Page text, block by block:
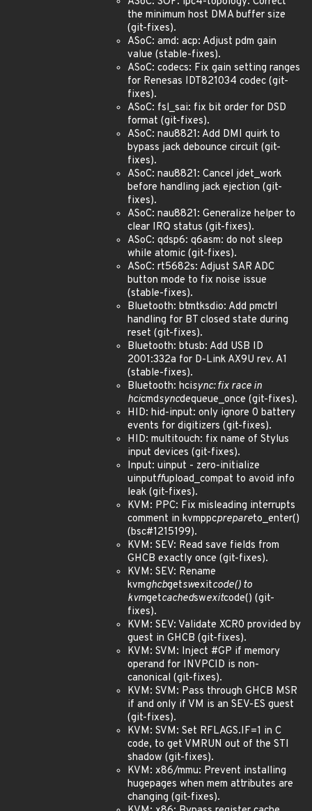
the minimum host DMA buffer size
(git-fixes).
ASoC: amd: acp: Adjust pdm gain
value (stable-fixes).
ASoC: codecs: Fix gain setting ranges
for Renesas IDT821034 codec (git-
fixes).
ASoC: fsl_sai: fix bit order for DSD
format (git-fixes).
ASoC: nau8821: Add DMI quirk to
bypass jack debounce circuit (git-
fixes).
ASoC: nau8821: Cancel jdet_work
before handling jack ejection (git-
fixes).
ASoC: nau8821: Generalize helper to
clear IRQ status (git-fixes).
ASoC: qdsp6: q6asm: do not sleep
while atomic (git-fixes).
ASoC: rt5682s: Adjust SAR ADC
button mode to fix noise issue
(stable-fixes).
Bluetooth: btmtksdio: Add pmctrl
handling for BT closed state during
reset (git-fixes).
Bluetooth: btusb: Add USB ID
2001:332a for D-Link AX9U rev. A1
(stable-fixes).
Bluetooth: hcisync: fix race in
hcicmdsyncdequeue_once (git-fixes).
HID: hid-input: only ignore 0 battery
events for digitizers (git-fixes).
HID: multitouch: fix name of Stylus
input devices (git-fixes).
Input: uinput - zero-initialize
uinputffupload_compat to avoid info
leak (git-fixes).
KVM: PPC: Fix misleading interrupts
comment in kvmppcprepareto_enter()
(bsc#1215199).
KVM: SEV: Read save fields from
GHCB exactly once (git-fixes).
KVM: SEV: Rename
kvmghcbgetswexitcode() to
kvmgetcachedswexitcode() (git-
fixes).
KVM: SEV: Validate XCR0 provided by
guest in GHCB (git-fixes).
KVM: SVM: Inject #GP if memory
operand for INVPCID is non-
canonical (git-fixes).
KVM: SVM: Pass through GHCB MSR
if and only if VM is an SEV-ES guest
(git-fixes).
KVM: SVM: Set RFLAGS.IF=1 in C
code, to get VMRUN out of the STI
shadow (git-fixes).
KVM: x86/mmu: Prevent installing
hugepages when mem attributes are
changing (git-fixes).